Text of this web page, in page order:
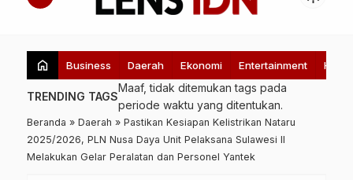
home Business Daerah Ekonomi Entertainment
TRENDING TAGS
Maaf, tidak ditemukan tags pada
periode waktu yang ditentukan.
Beranda » Daerah » Pastikan Kesiapan Kelistrikan Nataru
2025/2026, PLN Nusa Daya Unit Pelaksana Sulawesi II
Melakukan Gelar Peralatan dan Personel Yantek